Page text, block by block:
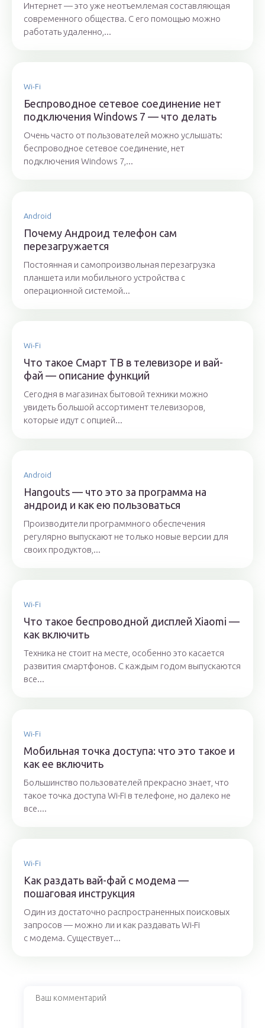
Интернет — это уже неотъемлемая составляющая
современного общества. С его помощью можно
работать удаленно,...
Wi-Fi
Беспроводное сетевое соединение нет
подключения Windows 7 — что делать
Очень часто от пользователей можно услышать:
беспроводное сетевое соединение, нет
подключения Windows 7,...
Android
Почему Андроид телефон сам
перезагружается
Постоянная и самопроизвольная перезагрузка
планшета или мобильного устройства с
операционной системой...
Wi-Fi
Что такое Смарт ТВ в телевизоре и вай-
фай — описание функций
Сегодня в магазинах бытовой техники можно
увидеть большой ассортимент телевизоров,
которые идут с опцией...
Android
Hangouts — что это за программа на
андроид и как ею пользоваться
Производители программного обеспечения
регулярно выпускают не только новые версии для
своих продуктов,...
Wi-Fi
Что такое беспроводной дисплей Xiaomi —
как включить
Техника не стоит на месте, особенно это касается
развития смартфонов. С каждым годом выпускаются
все...
Wi-Fi
Мобильная точка доступа: что это такое и
как ее включить
Большинство пользователей прекрасно знает, что
такое точка доступа Wi-Fi в телефоне, но далеко не
все....
Wi-Fi
Как раздать вай-фай с модема —
пошаговая инструкция
Один из достаточно распространенных поисковых
запросов — можно ли и как раздавать Wi-Fi
с модема. Существует...